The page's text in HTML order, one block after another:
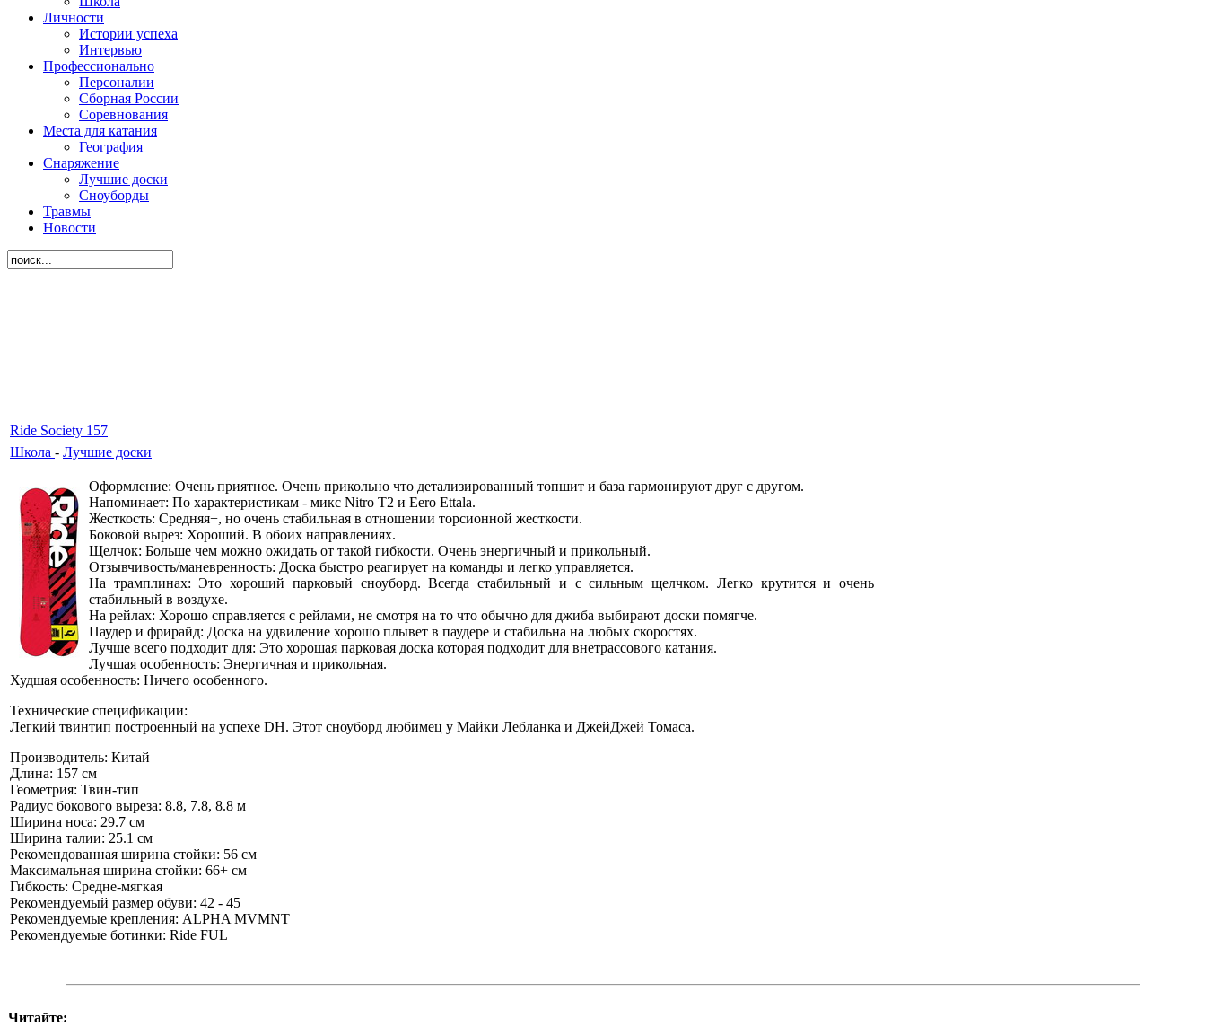
Личности
Истории успеха
Интервью
Профессионально
Персоналии
Сборная России
Соревнования
Места для катания
География
Снаряжение
Лучшие доски
Сноуборды
Травмы
Новости
Ride Society 157
Школа - Лучшие доски
Оформление: Очень приятное. Очень прикольно что детализированный топшит и база гармонируют друг с другом.
Напоминает: По характеристикам - микс Nitro T2 и Eero Ettala.
Жесткость: Средняя+, но очень стабильная в отношении торсионной жесткости.
Боковой вырез: Хороший. В обоих направлениях.
Щелчок: Больше чем можно ожидать от такой гибкости. Очень энергичный и прикольный.
Отзывчивость/маневренность: Доска быстро реагирует на команды и легко управляется.
На трамплинах: Это хороший парковый сноуборд. Всегда стабильный и с сильным щелчком. Легко крутится и очень
стабильный в воздухе.
На рейлах: Хорошо справляется с рейлами, не смотря на то что обычно для джиба выбирают доски помягче.
Паудер и фрирайд: Доска на удвиление хорошо плывет в паудере и стабильна на любых скоростях.
Лучше всего подходит для: Это хорошая парковая доска которая подходит для внетрассового катания.
Лучшая особенность: Энергичная и прикольная.
Худшая особенность: Ничего особенного.
Технические спецификации:
Легкий твинтип построенный на успехе DH. Этот сноуборд любимец у Майки Лебланка и ДжейДжей Томаса.
Производитель: Китай
Длина: 157 см
Геометрия: Твин-тип
Радиус бокового выреза: 8.8, 7.8, 8.8 м
Ширина носа: 29.7 см
Ширина талии: 25.1 см
Рекомендованная ширина стойки: 56 см
Максимальная ширина стойки: 66+ см
Гибкость: Средне-мягкая
Рекомендуемый размер обуви: 42 - 45
Рекомендуемые крепления: ALPHA MVMNT
Рекомендуемые ботинки: Ride FUL
Читайте: